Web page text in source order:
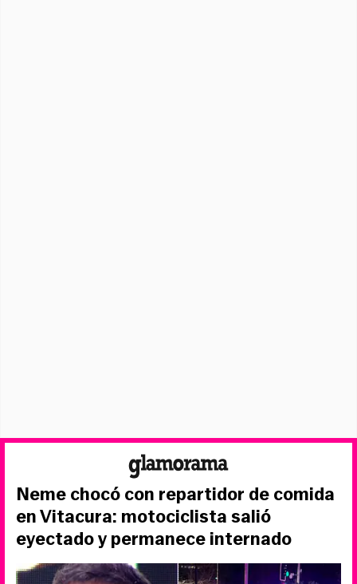
Neme chocó con repartidor de comida
en Vitacura: motociclista salió
eyectado y permanece internado